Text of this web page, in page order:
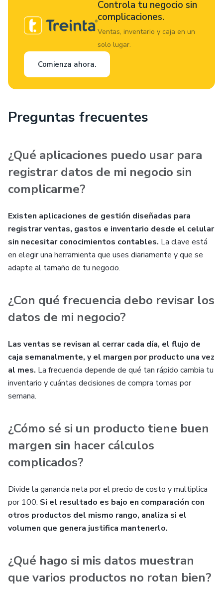
Controla tu negocio sin
complicaciones.
Ventas, inventario y caja en un
solo lugar.
Comienza ahora.
Preguntas frecuentes
¿Qué aplicaciones puedo usar para
registrar datos de mi negocio sin
complicarme?
Existen aplicaciones de gestión diseñadas para
registrar ventas, gastos e inventario desde el celular
sin necesitar conocimientos contables. La clave está
en elegir una herramienta que uses diariamente y que se
adapte al tamaño de tu negocio.
¿Con qué frecuencia debo revisar los
datos de mi negocio?
Las ventas se revisan al cerrar cada día, el flujo de
caja semanalmente, y el margen por producto una vez
al mes. La frecuencia depende de qué tan rápido cambia tu
inventario y cuántas decisiones de compra tomas por
semana.
¿Cómo sé si un producto tiene buen
margen sin hacer cálculos
complicados?
Divide la ganancia neta por el precio de costo y multiplica
por 100. Si el resultado es bajo en comparación con
otros productos del mismo rango, analiza si el
volumen que genera justifica mantenerlo.
¿Qué hago si mis datos muestran
que varios productos no rotan bien?